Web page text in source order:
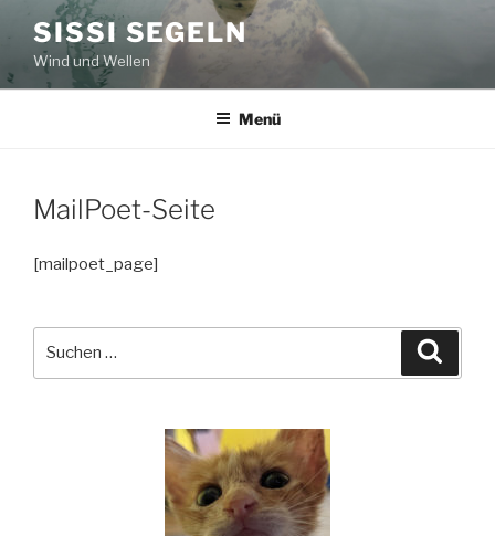
Inhalt
springen
SISSI SEGELN
Wind und Wellen
Menü
MailPoet-Seite
[mailpoet_page]